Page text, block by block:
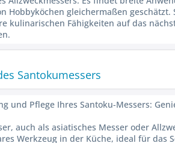
Hobbyköchen gleichermaßen
kulinarischen Fähigkeiten auf das
Santokumessers
und Pflege Ihres Santoku-Messers:
auch als asiatisches Messer oder
Werkzeug in der Küche, ideal für das